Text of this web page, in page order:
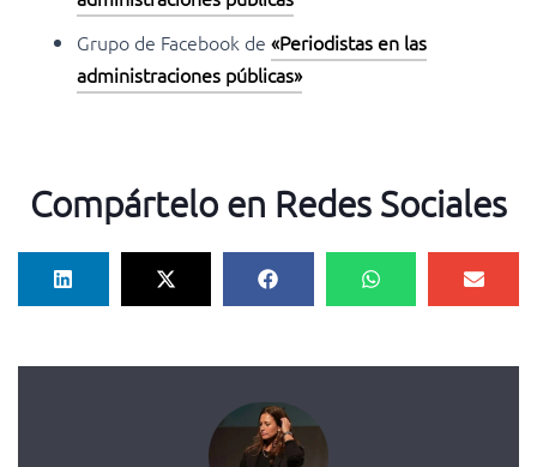
Grupo de Facebook de«Periodistas en las
administraciones públicas»
Compártelo en Redes Sociales